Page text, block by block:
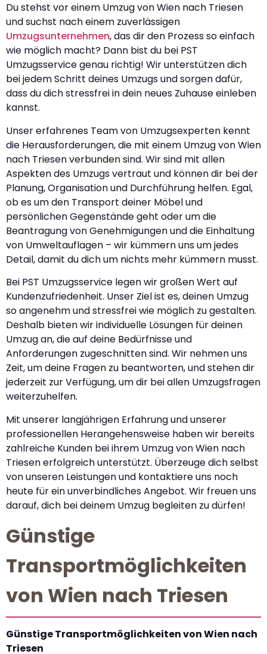
Du stehst vor einem Umzug von Wien nach Triesen
und suchst nach einem zuverlässigen
Umzugsunternehmen, das dir den Prozess so einfach
wie möglich macht? Dann bist du bei PST
Umzugsservice genau richtig! Wir unterstützen dich
bei jedem Schritt deines Umzugs und sorgen dafür,
dass du dich stressfrei in dein neues Zuhause einleben
kannst.
Unser erfahrenes Team von Umzugsexperten kennt
die Herausforderungen, die mit einem Umzug von Wien
nach Triesen verbunden sind. Wir sind mit allen
Aspekten des Umzugs vertraut und können dir bei der
Planung, Organisation und Durchführung helfen. Egal,
ob es um den Transport deiner Möbel und
persönlichen Gegenstände geht oder um die
Beantragung von Genehmigungen und die Einhaltung
von Umweltauflagen – wir kümmern uns um jedes
Detail, damit du dich um nichts mehr kümmern musst.
Bei PST Umzugsservice legen wir großen Wert auf
Kundenzufriedenheit. Unser Ziel ist es, deinen Umzug
so angenehm und stressfrei wie möglich zu gestalten.
Deshalb bieten wir individuelle Lösungen für deinen
Umzug an, die auf deine Bedürfnisse und
Anforderungen zugeschnitten sind. Wir nehmen uns
Zeit, um deine Fragen zu beantworten, und stehen dir
jederzeit zur Verfügung, um dir bei allen Umzugsfragen
weiterzuhelfen.
Mit unserer langjährigen Erfahrung und unserer
professionellen Herangehensweise haben wir bereits
zahlreiche Kunden bei ihrem Umzug von Wien nach
Triesen erfolgreich unterstützt. Überzeuge dich selbst
von unseren Leistungen und kontaktiere uns noch
heute für ein unverbindliches Angebot. Wir freuen uns
darauf, dich bei deinem Umzug begleiten zu dürfen!
Günstige
Transportmöglichkeiten
von Wien nach Triesen
Günstige Transportmöglichkeiten von Wien nach
Triesen